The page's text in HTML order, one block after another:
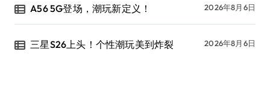
A56 5G登场，潮玩新定义！ 2026年8月6日
三星S26上头！个性潮玩美到炸裂 2026年8月6日